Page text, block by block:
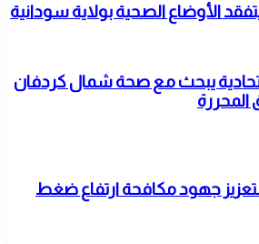
الأوضاع الصحية بولاية سودانية
يبحث مع صحة شمال كردفان
المحررة
جهود مكافحة ارتفاع ضغط